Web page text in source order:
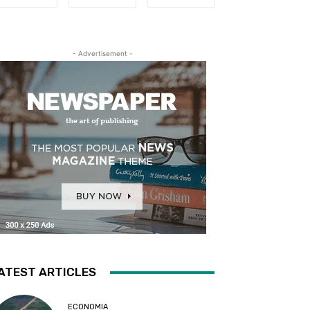
- Advertisement -
ARTICLES
ECONOMIA